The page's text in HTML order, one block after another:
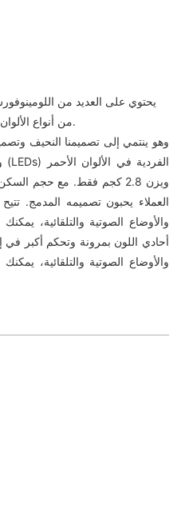
يحتوي على العديد من
من أنواع الألوان الضوئية، مثل الأزرق والبرتقالي والأصفر والأحمر والأبيض وما إلى ذلك.
العملاء يحبون تصميمه المدمج.